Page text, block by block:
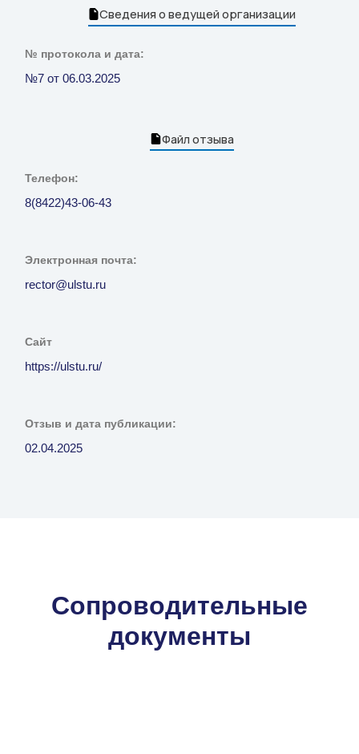
Сведения о ведущей организации
№ протокола и дата:
№7 от 06.03.2025
Файл отзыва
Телефон:
8(8422)43-06-43
Электронная почта:
rector@ulstu.ru
Сайт
https://ulstu.ru/
Отзыв и дата публикации:
02.04.2025
Сопроводительные
документы